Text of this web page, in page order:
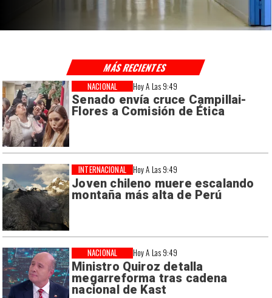
Hoy A Las 9:49
Senado envía cruce Campillai-
Flores a Comisión de Ética
NACIONAL
Hoy A Las 9:49
Joven chileno muere escalando
montaña más alta de Perú
INTERNACIONAL
Hoy A Las 9:49
Ministro Quiroz detalla
megarreforma tras cadena
nacional de Kast
NACIONAL
MÁS RECIENTES